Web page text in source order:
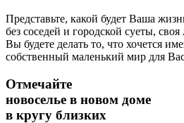
Представьте, какой будет Ваша
без соседей и городской суеты,
Вы будете делать то, что хочется
собственный маленький мир для
Отмечайте
новоселье в новом доме
в кругу близких